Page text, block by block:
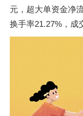
元，超大单资金净
换手率21.27%，成